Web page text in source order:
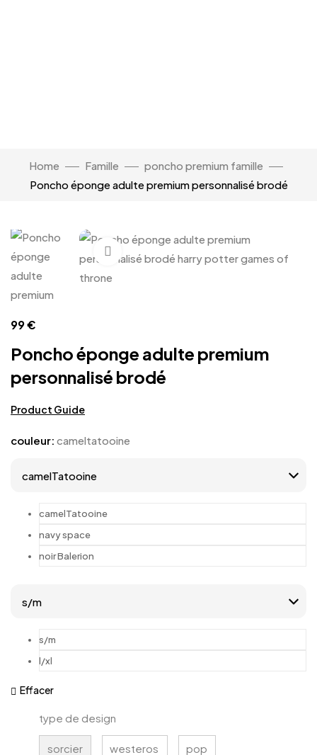
Home Famille
poncho premium famille
Poncho éponge adulte premium personnalisé brodé
99€
Poncho éponge adulte premium
personnalisé brodé
Product Guide
couleur: cameltatooine
camelTatooine
navy space
noir Balerion
s/m
l/xl
Effacer
type de design
sorcier westeros pop